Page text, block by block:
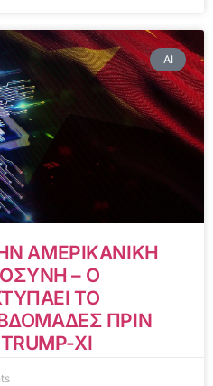
AI
ΑΜΕΡΙΚΑΝΙΚΗ
– Ο
ΤΟ
ΠΡΙΝ
XI